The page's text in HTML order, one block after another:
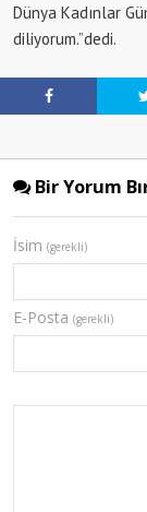
Dünya Kadınlar
diliyorum.”dedi.
Bir Yorum
İsim (gerekli)
E-Posta (gerekli)